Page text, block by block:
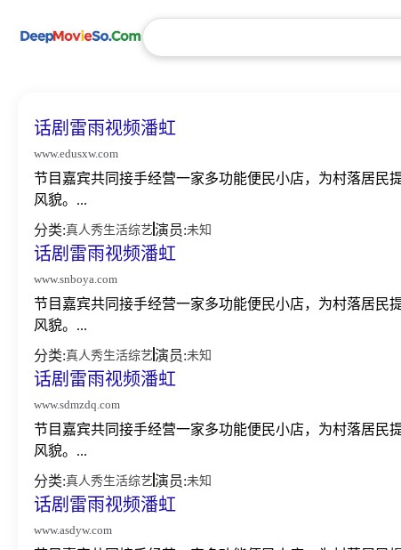
话剧雷雨视频潘虹
www.edusxw.com
节目嘉宾共同接手经营一家多功能便民小店，为村落居民
风貌。...
分类:真人秀生活综艺 演员:未知
话剧雷雨视频潘虹
www.snboya.com
节目嘉宾共同接手经营一家多功能便民小店，为村落居民
风貌。...
分类:真人秀生活综艺 演员:未知
话剧雷雨视频潘虹
www.sdmzdq.com
节目嘉宾共同接手经营一家多功能便民小店，为村落居民
风貌。...
分类:真人秀生活综艺 演员:未知
话剧雷雨视频潘虹
www.asdyw.com